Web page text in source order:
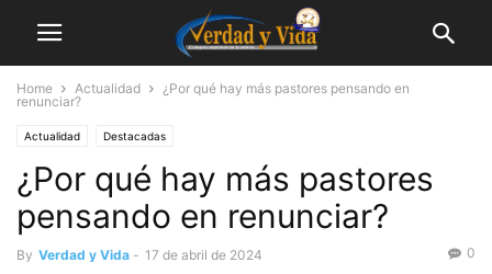
Home Actualidad
¿Por qué hay más pastores pensando en
renunciar?
Actualidad Destacadas
¿Por qué hay más pastores
pensando en renunciar?
By Verdad y Vida - 17 de abril de 2024 0